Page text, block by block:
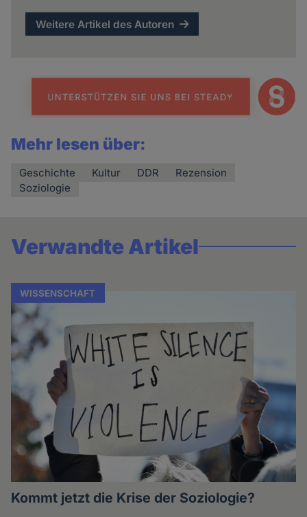
Weitere Artikel des Autoren
Mehr lesen über:
Geschichte Kultur DDR
Rezension
Soziologie
Verwandte Artikel
WISSENSCHAFT
Kommt jetzt die Krise der Soziologie?